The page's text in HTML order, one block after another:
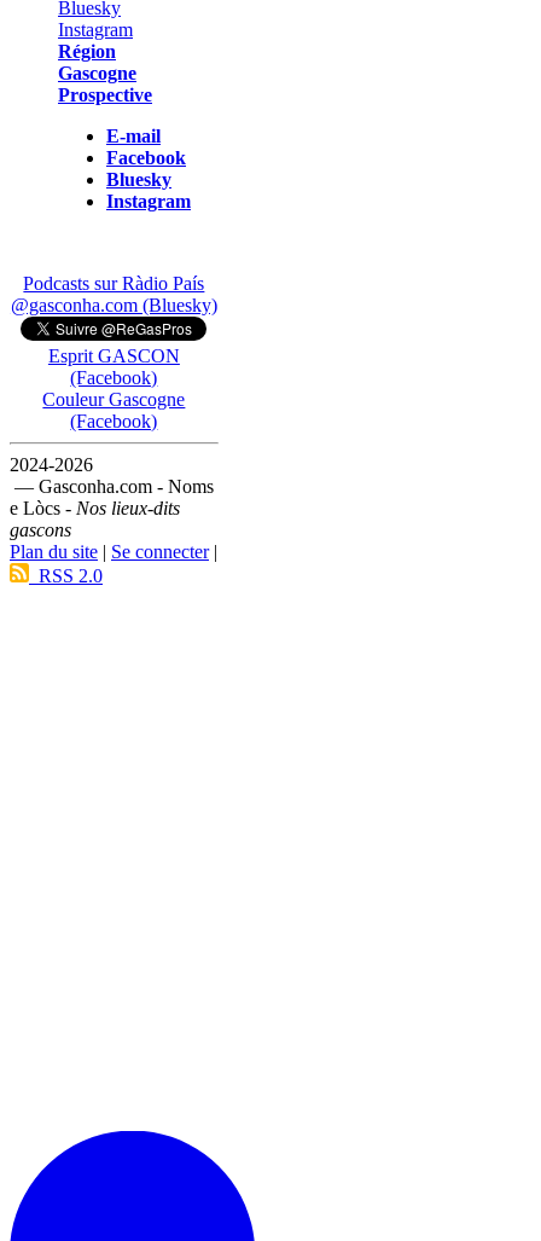
Région
Gascogne
Prospective
E-mail
Facebook
Bluesky
Instagram
Podcasts sur Ràdio País
@gasconha.com (Bluesky)
Esprit GASCON
(Facebook)
Couleur Gascogne
(Facebook)
2024-2026
— Gasconha.com - Noms
e Lòcs - Nos lieux-dits
gascons
Plan du site | Se connecter|
RSS 2.0